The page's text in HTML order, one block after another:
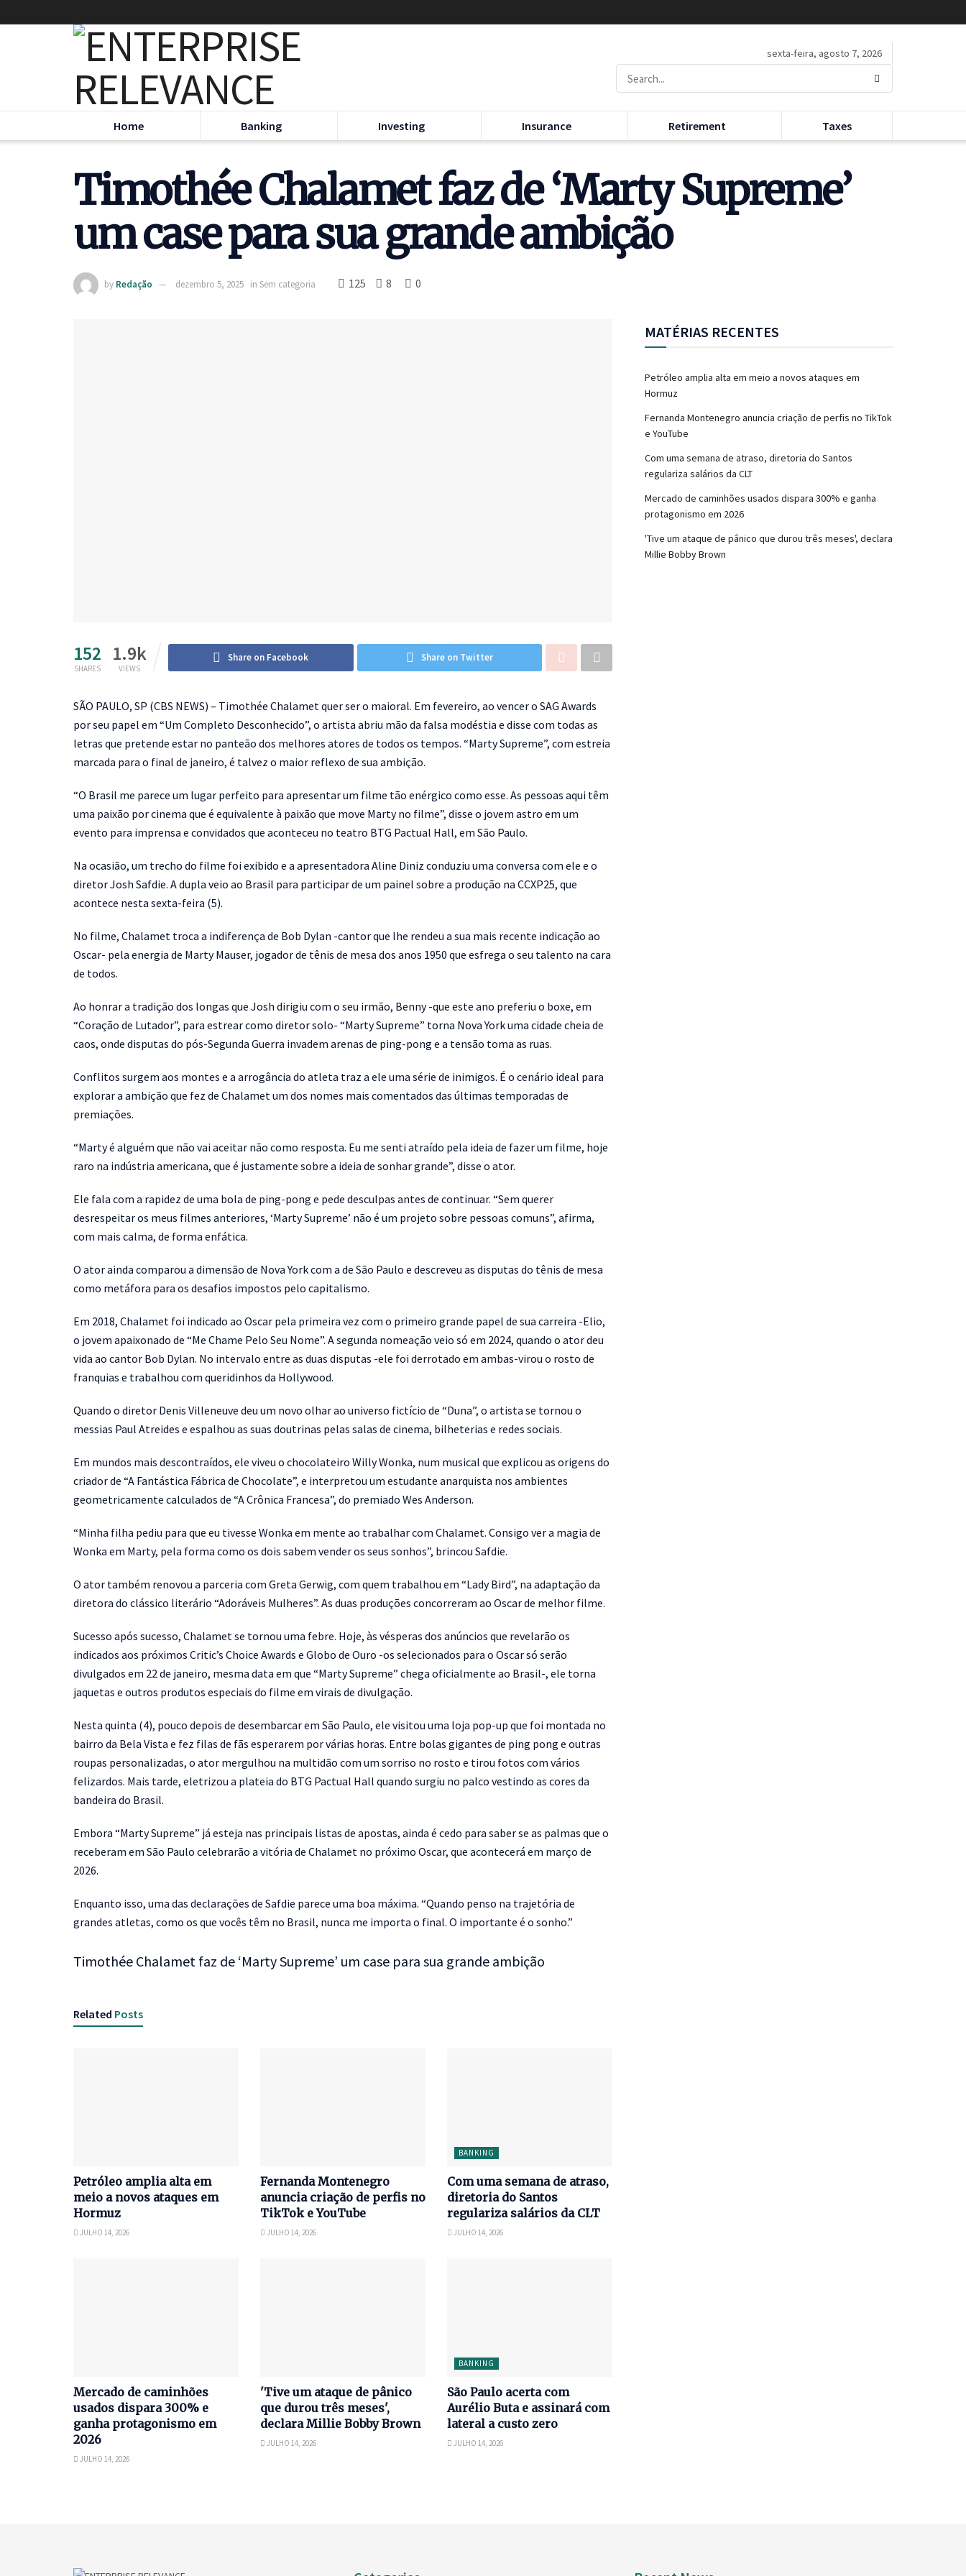
sexta-feira, agosto 7, 2026
Home Banking Investing Insurance Retirement Taxes
Timothée Chalamet faz de ‘Marty Supreme’
um case para sua grande ambição
by Redação dezembro 5, 2025 in Sem categoria 125 8 0
152
SHARES
1.9k
VIEWS
Share on Facebook Share on Twitter
SÃO PAULO, SP (CBS NEWS) – Timothée Chalamet quer ser o maioral. Em fevereiro, ao vencer o SAG Awards
por seu papel em “Um Completo Desconhecido”, o artista abriu mão da falsa modéstia e disse com todas as
letras que pretende estar no panteão dos melhores atores de todos os tempos. “Marty Supreme”, com estreia
marcada para o final de janeiro, é talvez o maior reflexo de sua ambição.
“O Brasil me parece um lugar perfeito para apresentar um filme tão enérgico como esse. As pessoas aqui têm
uma paixão por cinema que é equivalente à paixão que move Marty no filme”, disse o jovem astro em um
evento para imprensa e convidados que aconteceu no teatro BTG Pactual Hall, em São Paulo.
Na ocasião, um trecho do filme foi exibido e a apresentadora Aline Diniz conduziu uma conversa com ele e o
diretor Josh Safdie. A dupla veio ao Brasil para participar de um painel sobre a produção na CCXP25, que
acontece nesta sexta-feira (5).
No filme, Chalamet troca a indiferença de Bob Dylan -cantor que lhe rendeu a sua mais recente indicação ao
Oscar- pela energia de Marty Mauser, jogador de tênis de mesa dos anos 1950 que esfrega o seu talento na cara
de todos.
Ao honrar a tradição dos longas que Josh dirigiu com o seu irmão, Benny -que este ano preferiu o boxe, em
“Coração de Lutador”, para estrear como diretor solo- “Marty Supreme” torna Nova York uma cidade cheia de
caos, onde disputas do pós-Segunda Guerra invadem arenas de ping-pong e a tensão toma as ruas.
Conflitos surgem aos montes e a arrogância do atleta traz a ele uma série de inimigos. É o cenário ideal para
explorar a ambição que fez de Chalamet um dos nomes mais comentados das últimas temporadas de
premiações.
“Marty é alguém que não vai aceitar não como resposta. Eu me senti atraído pela ideia de fazer um filme, hoje
raro na indústria americana, que é justamente sobre a ideia de sonhar grande”, disse o ator.
Ele fala com a rapidez de uma bola de ping-pong e pede desculpas antes de continuar. “Sem querer
desrespeitar os meus filmes anteriores, ‘Marty Supreme’ não é um projeto sobre pessoas comuns”, afirma,
com mais calma, de forma enfática.
O ator ainda comparou a dimensão de Nova York com a de São Paulo e descreveu as disputas do tênis de mesa
como metáfora para os desafios impostos pelo capitalismo.
Em 2018, Chalamet foi indicado ao Oscar pela primeira vez com o primeiro grande papel de sua carreira -Elio,
o jovem apaixonado de “Me Chame Pelo Seu Nome”. A segunda nomeação veio só em 2024, quando o ator deu
vida ao cantor Bob Dylan. No intervalo entre as duas disputas -ele foi derrotado em ambas-virou o rosto de
franquias e trabalhou com queridinhos da Hollywood.
Quando o diretor Denis Villeneuve deu um novo olhar ao universo fictício de “Duna”, o artista se tornou o
messias Paul Atreides e espalhou as suas doutrinas pelas salas de cinema, bilheterias e redes sociais.
Em mundos mais descontraídos, ele viveu o chocolateiro Willy Wonka, num musical que explicou as origens do
criador de “A Fantástica Fábrica de Chocolate”, e interpretou um estudante anarquista nos ambientes
geometricamente calculados de “A Crônica Francesa”, do premiado Wes Anderson.
“Minha filha pediu para que eu tivesse Wonka em mente ao trabalhar com Chalamet. Consigo ver a magia de
Wonka em Marty, pela forma como os dois sabem vender os seus sonhos”, brincou Safdie.
O ator também renovou a parceria com Greta Gerwig, com quem trabalhou em “Lady Bird”, na adaptação da
diretora do clássico literário “Adoráveis Mulheres”. As duas produções concorreram ao Oscar de melhor filme.
Sucesso após sucesso, Chalamet se tornou uma febre. Hoje, às vésperas dos anúncios que revelarão os
indicados aos próximos Critic’s Choice Awards e Globo de Ouro -os selecionados para o Oscar só serão
divulgados em 22 de janeiro, mesma data em que “Marty Supreme” chega oficialmente ao Brasil-, ele torna
jaquetas e outros produtos especiais do filme em virais de divulgação.
Nesta quinta (4), pouco depois de desembarcar em São Paulo, ele visitou uma loja pop-up que foi montada no
bairro da Bela Vista e fez filas de fãs esperarem por várias horas. Entre bolas gigantes de ping pong e outras
roupas personalizadas, o ator mergulhou na multidão com um sorriso no rosto e tirou fotos com vários
felizardos. Mais tarde, eletrizou a plateia do BTG Pactual Hall quando surgiu no palco vestindo as cores da
bandeira do Brasil.
Embora “Marty Supreme” já esteja nas principais listas de apostas, ainda é cedo para saber se as palmas que o
receberam em São Paulo celebrarão a vitória de Chalamet no próximo Oscar, que acontecerá em março de
2026.
Enquanto isso, uma das declarações de Safdie parece uma boa máxima. “Quando penso na trajetória de
grandes atletas, como os que vocês têm no Brasil, nunca me importa o final. O importante é o sonho.”
Timothée Chalamet faz de ‘Marty Supreme’ um case para sua grande ambição
Related Posts
Petróleo amplia alta em
meio a novos ataques em
Hormuz
JULHO 14, 2026
Fernanda Montenegro
anuncia criação de perfis no
TikTok e YouTube
JULHO 14, 2026
BANKING
Com uma semana de atraso,
diretoria do Santos
regulariza salários da CLT
JULHO 14, 2026
Mercado de caminhões
usados dispara 300% e
ganha protagonismo em
2026
JULHO 14, 2026
'Tive um ataque de pânico
que durou três meses',
declara Millie Bobby Brown
JULHO 14, 2026
BANKING
São Paulo acerta com
Aurélio Buta e assinará com
lateral a custo zero
JULHO 14, 2026
MATÉRIAS RECENTES
Petróleo amplia alta em meio a novos ataques em
Hormuz
Fernanda Montenegro anuncia criação de perfis no TikTok
e YouTube
Com uma semana de atraso, diretoria do Santos
regulariza salários da CLT
Mercado de caminhões usados dispara 300% e ganha
protagonismo em 2026
'Tive um ataque de pânico que durou três meses', declara
Millie Bobby Brown